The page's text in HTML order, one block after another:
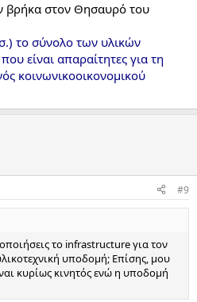
βρήκα στον Θησαυρό του
το σύνολο των υλικών
είναι απαραίτητες για τη
κοινωνικοοικονομικού
#9
το infrastructure για τον
υποδομή; Επίσης, μου
κυρίως κινητός ενώ η υποδομή